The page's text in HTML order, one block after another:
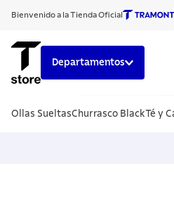
Bienvenido a la Tienda Oficial
Departamentos
Ollas SueltasChurrasco BlackTé y